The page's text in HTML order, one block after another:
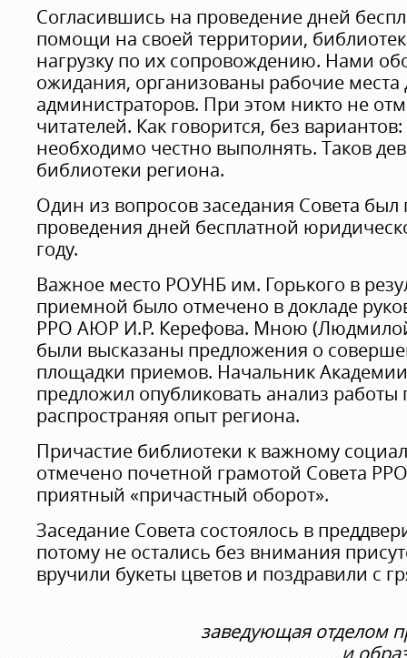
Согласившись на проведение дней
помощи на своей территории,
нагрузку по их сопровождению. Нами
ожидания, организованы рабочие места
администраторов. При этом никто не
читателей. Как говорится, без вариантов:
необходимо честно выполнять. Таков
библиотеки региона.
Один из вопросов заседания Совета
проведения дней бесплатной
году.
Важное место РОУНБ им. Горького в
приемной было отмечено в докладе
РРО АЮР И.Р. Керефова. Мною
были высказаны предложения о
площадки приемов. Начальник
предложил опубликовать анализ
распространяя опыт региона.
Причастие библиотеки к важному
отмечено почетной грамотой Совета
приятный «причастный оборот».
Заседание Совета состоялось в
потому не остались без внимания
вручили букеты цветов и поздравили с
заведующая отделом
и